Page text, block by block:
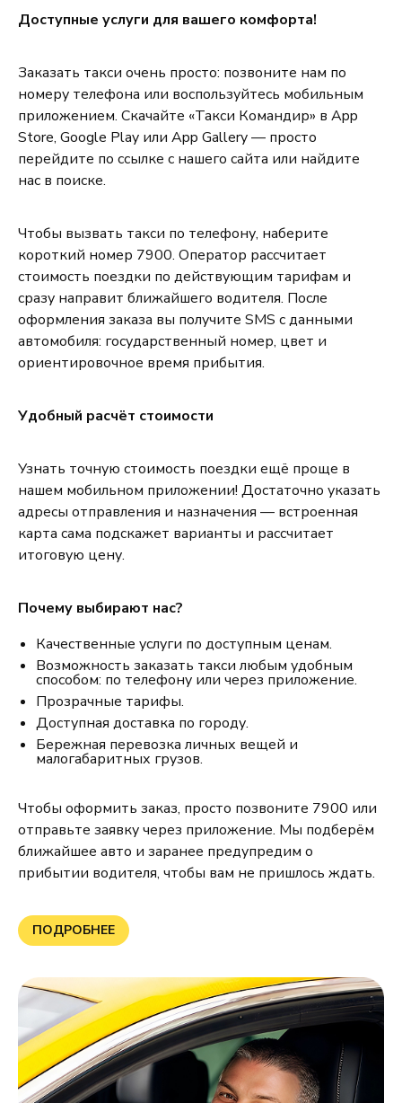
Доступные услуги для вашего комфорта!
Заказать такси очень просто: позвоните нам по
номеру телефона или воспользуйтесь мобильным
приложением. Скачайте «Такси Командир» в App
Store, Google Play или App Gallery — просто
перейдите по ссылке с нашего сайта или найдите
нас в поиске.
Чтобы вызвать такси по телефону, наберите
короткий номер 7900. Оператор рассчитает
стоимость поездки по действующим тарифам и
сразу направит ближайшего водителя. После
оформления заказа вы получите SMS с данными
автомобиля: государственный номер, цвет и
ориентировочное время прибытия.
Удобный расчёт стоимости
Узнать точную стоимость поездки ещё проще в
нашем мобильном приложении! Достаточно указать
адресы отправления и назначения — встроенная
карта сама подскажет варианты и рассчитает
итоговую цену.
Почему выбирают нас?
Качественные услуги по доступным ценам.
Возможность заказать такси любым удобным
способом: по телефону или через приложение.
Прозрачные тарифы.
Доступная доставка по городу.
Бережная перевозка личных вещей и
малогабаритных грузов.
Чтобы оформить заказ, просто позвоните 7900 или
отправьте заявку через приложение. Мы подберём
ближайшее авто и заранее предупредим о
прибытии водителя, чтобы вам не пришлось ждать.
ПОДРОБНЕЕ